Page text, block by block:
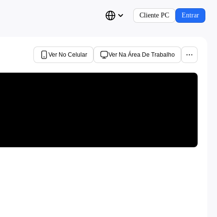
Cliente PC Entrar
Ver No Celular Ver Na Área De Trabalho